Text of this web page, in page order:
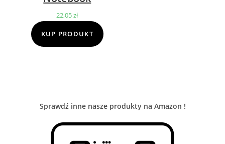
22,05zł
KUP PRODUKT
Sprawdź inne nasze produkty na Amazon !